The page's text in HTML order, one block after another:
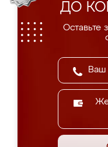
ДО
Оставьте